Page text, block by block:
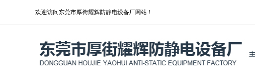
欢迎访问东莞市厚街耀辉防静电设备厂网站！